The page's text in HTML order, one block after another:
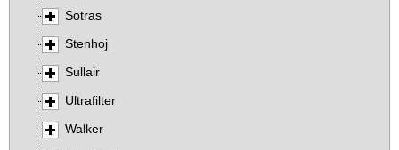
Sotras
Stenhoj
Sullair
Ultrafilter
Walker